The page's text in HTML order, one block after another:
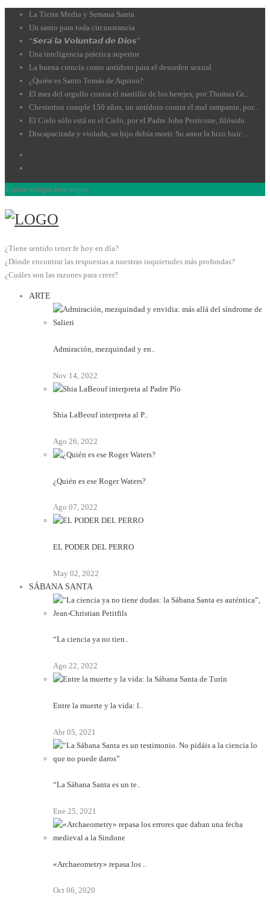
La Tierra Media y Semana Santa
Un santo para toda circunstancia
“𝙎𝙚𝙧𝙖́ 𝙡𝙖 𝙑𝙤𝙡𝙪𝙣𝙩𝙖𝙙 𝙙𝙚 𝘿𝙞𝙤𝙨”
Una inteligencia práctica superior
La buena ciencia como antídoto para el desorden sexual
¿Quién es Santo Tomás de Aquino?
El mes del orgullo contra el martillo de los herejes, por Thomas Gr...
Chesterton cumple 150 años, un antídoto contra el mal rampante, por...
El Cielo sólo está en el Cielo, por el Padre John Perricone, filósofo
Discapacitada y violada, su hijo debía morir. Su amor la hizo huir ...
Topbar widget area empty.
¿Tiene sentido tener fe hoy en día?
¿Dónde encontrar las respuestas a nuestras inquietudes más profundas?
¿Cuáles son las razones para creer?
ARTE
Admiración, mezquindad y en..
Nov 14, 2022
Shia LaBeouf interpreta al P..
Ago 26, 2022
¿Quién es ese Roger Waters?
Ago 07, 2022
EL PODER DEL PERRO
May 02, 2022
SÁBANA SANTA
“La ciencia ya no tien..
Ago 22, 2022
Entre la muerte y la vida: l..
Abr 05, 2021
“La Sábana Santa es un te..
Ene 25, 2021
«Archaeometry» repasa los ..
Oct 06, 2020